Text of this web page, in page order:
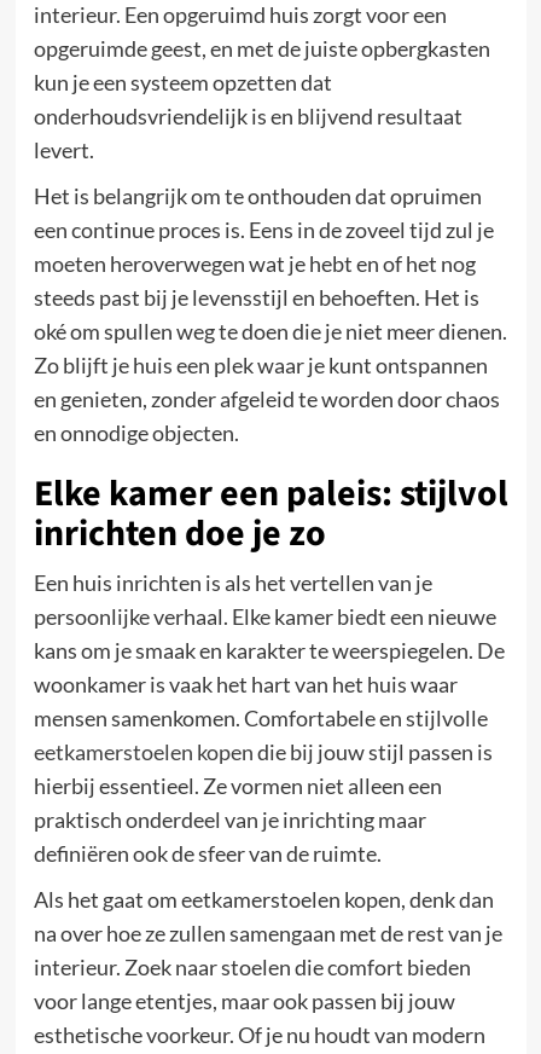
interieur. Een opgeruimd huis zorgt voor een
opgeruimde geest, en met de juiste opbergkasten
kun je een systeem opzetten dat
onderhoudsvriendelijk is en blijvend resultaat
levert.
Het is belangrijk om te onthouden dat opruimen
een continue proces is. Eens in de zoveel tijd zul je
moeten heroverwegen wat je hebt en of het nog
steeds past bij je levensstijl en behoeften. Het is
oké om spullen weg te doen die je niet meer dienen.
Zo blijft je huis een plek waar je kunt ontspannen
en genieten, zonder afgeleid te worden door chaos
en onnodige objecten.
Elke kamer een paleis: stijlvol
inrichten doe je zo
Een huis inrichten is als het vertellen van je
persoonlijke verhaal. Elke kamer biedt een nieuwe
kans om je smaak en karakter te weerspiegelen. De
woonkamer is vaak het hart van het huis waar
mensen samenkomen. Comfortabele en stijlvolle
eetkamerstoelen kopendie bij jouw stijl passen is
hierbij essentieel. Ze vormen niet alleen een
praktisch onderdeel van je inrichting maar
definiëren ook de sfeer van de ruimte.
Als het gaat om eetkamerstoelen kopen, denk dan
na over hoe ze zullen samengaan met de rest van je
interieur. Zoek naar stoelen die comfort bieden
voor lange etentjes, maar ook passen bij jouw
esthetische voorkeur. Of je nu houdt van modern